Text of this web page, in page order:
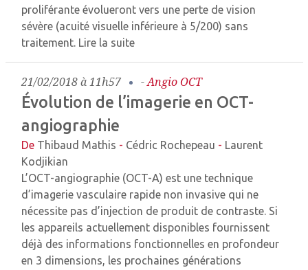
proliférante évolueront vers une perte de vision
sévère (acuité visuelle inférieure à 5/200) sans
traitement. Lire la suite
21/02/2018 à 11h57 -Angio OCT
Évolution de l’imagerie en OCT-
angiographie
De Thibaud Mathis - Cédric Rochepeau - Laurent
Kodjikian
L’OCT-angiographie (OCT-A) est une technique
d’imagerie vasculaire rapide non ­invasive qui ne
nécessite pas d’injection de produit de contraste. Si
les appareils actuellement disponibles fournissent
déjà des informations fonctionnelles en profondeur
en 3 dimensions, les prochaines générations